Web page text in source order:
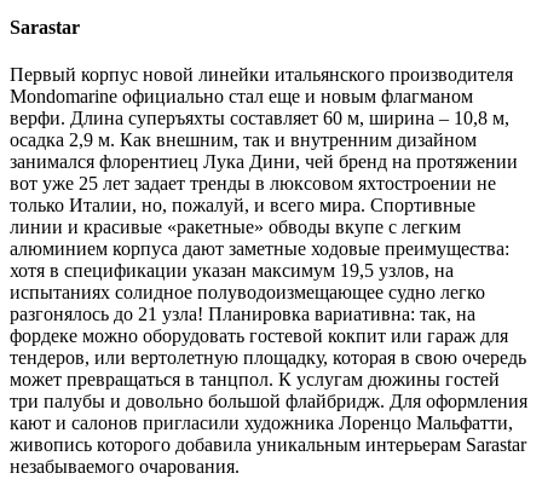
Sarastar
Первый корпус новой линейки итальянского производителя
Mondomarine официально стал еще и новым флагманом
верфи. Длина суперъяхты составляет 60 м, ширина – 10,8 м,
осадка 2,9 м. Как внешним, так и внутренним дизайном
занимался флорентиец Лука Дини, чей бренд на протяжении
вот уже 25 лет задает тренды в люксовом яхтостроении не
только Италии, но, пожалуй, и всего мира. Спортивные
линии и красивые «ракетные» обводы вкупе с легким
алюминием корпуса дают заметные ходовые преимущества:
хотя в спецификации указан максимум 19,5 узлов, на
испытаниях солидное полуводоизмещающее судно легко
разгонялось до 21 узла! Планировка вариативна: так, на
фордеке можно оборудовать гостевой кокпит или гараж для
тендеров, или вертолетную площадку, которая в свою очередь
может превращаться в танцпол. К услугам дюжины гостей
три палубы и довольно большой флайбридж. Для оформления
кают и салонов пригласили художника Лоренцо Мальфатти,
живопись которого добавила уникальным интерьерам Sarastar
незабываемого очарования.